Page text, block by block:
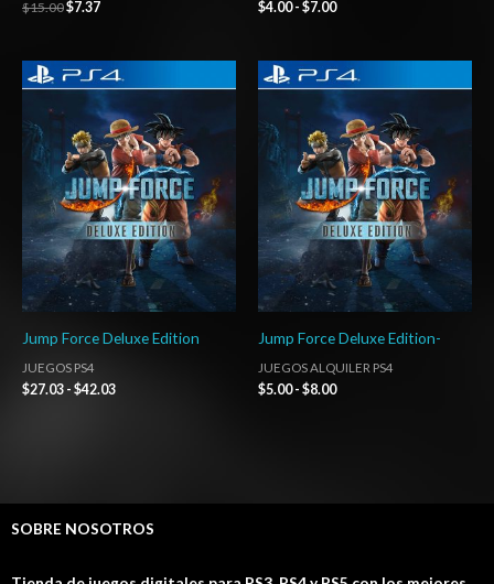
$15.00$7.37 $4.00 - $7.00
Jump Force Deluxe Edition
JUEGOS PS4
$27.03 - $42.03
Rango
de
desde
$27.03
hasta
$42.03
Jump Force Deluxe Edition-
JUEGOS ALQUILER PS4
$5.00 - $8.00
Rango
de
desde
$5.00
hasta
$8.00
SOBRE NOSOTROS